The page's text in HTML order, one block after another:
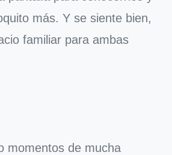
más. Y se siente bien,
familiar para ambas
momentos de mucha